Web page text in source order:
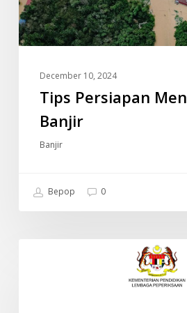
December 10, 2024
Tips Persiapan
Banjir
Banjir
Bepop 0